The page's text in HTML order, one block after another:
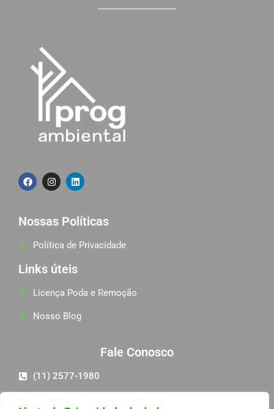
Nossas Políticas
Política de Privacidade
Links úteis
Licença Poda e Remoção
Nosso Blog
Fale Conosco
(11) 2577-1980